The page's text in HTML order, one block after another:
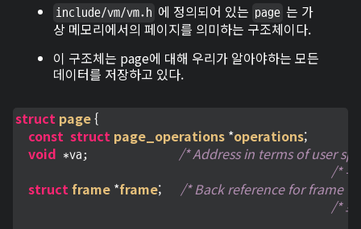
include/vm/vm.h 에 정의되어 있는 page 는 가
상 메모리에서의 페이지를 의미하는 구조체이다.
이 구조체는 page에 대해 우리가 알아야하는 모든
데이터를 저장하고 있다.
struct page {
const struct page_operations *operations;
void *va; /* Address in terms of user
/* 유
structframe *frame;
/* Back reference for frame */
/* 프